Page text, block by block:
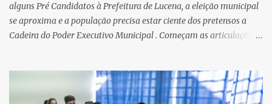
alguns Pré Candidatos à Prefeitura de Lucena, a eleição municipal
se aproxima e a população precisa estar ciente dos pretensos a
Cadeira do Poder Executivo Municipal . Começam as articulações e
Bandeira Valcinete Araújo e Professor Gerson Andrade há
possibilidade de mais nomes aparecer , ficaremos no aguardo para